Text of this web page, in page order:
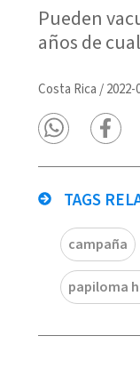
Pueden
años de
Costa Rica /2022-
TAGS
campaña
papiloma